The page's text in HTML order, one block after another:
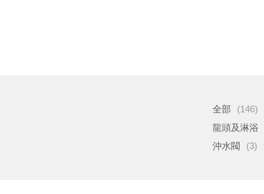
全部 (146)
龍頭及淋浴
沖水閥
(3)